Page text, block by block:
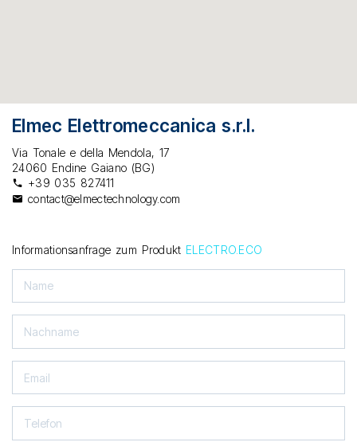
Elmec Elettromeccanica s.r.l.
Via Tonale e della Mendola, 17
24060 Endine Gaiano (BG)
+39 035 827411
contact@elmectechnology.com
Informationsanfrage zum Produkt ELECTRO.ECO